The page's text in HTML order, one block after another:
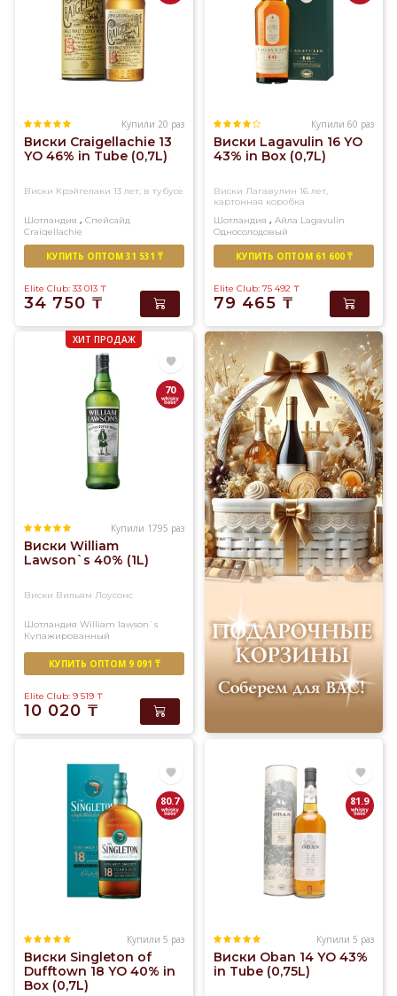
Купили 20 раз
Виски Craigellachie 13
YO 46% in Tube (0,7L)
Виски Крэйгелаки 13 лет, в тубусе
Шотландия , Спейсайд
Craigellachie
Односолодовый
КУПИТЬ ОПТОМ 31 531 ₸
Elite Club: 33 013 ₸
34 750 ₸
Купили 60 раз
Виски Lagavulin 16 YO
43% in Box (0,7L)
Виски Лагавулин 16 лет,
картонная коробка
Шотландия , Айла Lagavulin
Односолодовый
КУПИТЬ ОПТОМ 61 600 ₸
Elite Club: 75 492 ₸
79 465 ₸
ХИТ ПРОДАЖ
70
Купили 1795 раз
Виски William
Lawson`s 40% (1L)
Виски Вильям Лоусонс
Шотландия William lawson`s
Купажированный
КУПИТЬ ОПТОМ 9 091 ₸
Elite Club: 9 519 ₸
10 020 ₸
80.7
Купили 5 раз
Виски Singleton of
Dufftown 18 YO 40% in
Box (0,7L)
81.9
Купили 5 раз
Виски Oban 14 YO 43%
in Tube (0,75L)